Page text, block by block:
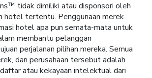
tidak dimiliki atau disponsori oleh
hotel tertentu. Penggunaan merek
hotel apa pun semata-mata untuk
membantu pelanggan
perjalanan pilihan mereka. Semua
dan perusahaan tersebut adalah
atau kekayaan intelektual dari